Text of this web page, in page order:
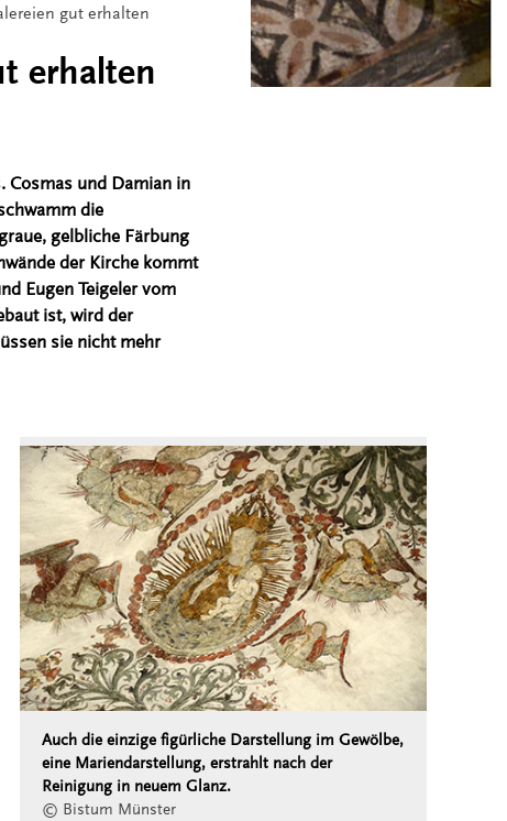
gut erhalten
erhalten
Cosmas und Damian in
die
gelbliche Färbung
der Kirche kommt
Eugen Teigeler vom
ist, wird der
sie nicht mehr
Auch die einzige figürliche Darstellung im Gewölbe,
eine Mariendarstellung, erstrahlt nach der
Reinigung in neuem Glanz.
© Bistum Münster